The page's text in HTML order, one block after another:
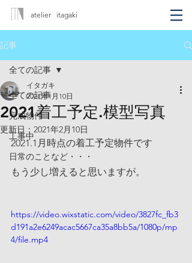
atelier itagaki
記事
全ての記事
完成物件
工事中
日常のことなど・・・
全ての記事
2021着工予定.模型写真
イタガキ
2021年1月10日
更新日： 2021年2月10日
2021.1月時点の着工予定物件です
もう少し増えると思いますが。
https://video.wixstatic.com/video/3827fc_fb3
d191a2e6249acac5667ca35a8bb5a/1080p/mp
4/file.mp4